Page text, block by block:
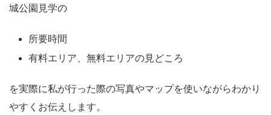
城公園見学の
所要時間
有料エリア、無料エリアの見どころ
を実際に私が行った際の写真やマップを使いながらわかり
やすくお伝えします。